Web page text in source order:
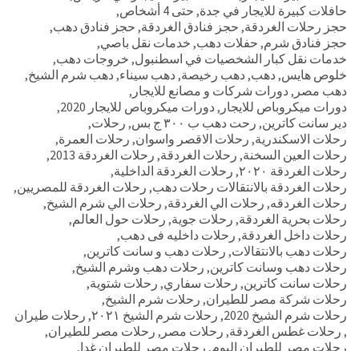
حافلات كبيرة للايجار في جدة, حتى 4 أشخاص
,
حجز رحلات الغردقة, حجز فنادق الغردقة, حجز فنادق دهب,
حجز فنادق شرم, حفلات دهب, خدمات نقل باصي,
خدمات نقل كبار الشخصيات في اسطنبول, خروجات دهب,
خلوص هايس,دهب,دهب رخيصة,دهب سيناء,دهب شرم الشيخ,
دهب مصر ,دورات شركات و مصانع للايجار ,
دورات ميكروباص للايجار ,دورات ميكروباص للايجار 2020
,
دير سانت كاترين, رحت دهب ب ٣٠٠ ج بس , رحلات,
رحلات الاسكندرية, رحلات الاقصر واسوان, رحلات العمرة,
رحلات العين السخنة, رحلات الغردقة, رحلات الغردقة 2013
,
رحلات الغردقة ٢٠٢٠
, رحلات الغردقة الداخلية,
رحلات الغردقة بالانتقالات رحلات دهب, رحلات الغردقة للمصريين,
رحلات الغردقه, رحلات الي الغردقة, رحلات الي شرم الشيخ,
رحلات بحرية الغردقة, رحلات جوية, رحلات حول العالم,
رحلات داخل الغردقة, رحلات داخليه فى دهب,
رحلات دهب بالانتقالات, رحلات دهب و سانت كاترين,
رحلات دهب وسانت كاترين, رحلات دهب وشرم الشيخ,
رحلات سانت كاترين, رحلات سفاري, رحلات شتوية,
رحلات شركة مصر للطيران, رحلات شرم الشيخ,
رحلات شرم الشيخ 2020
, رحلات شرم الشيخ ٢٠٢١ , رحلات طيران
, رحلات غطس الغردقة, رحلات مصر , رحلات مصر للطيران,
رحلات مصر للطيران اليوم, رحلات مصر للطيران غدا,